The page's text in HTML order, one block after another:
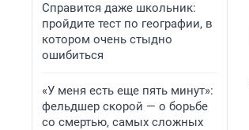
Справится даже школьник:
пройдите тест по географии, в
котором очень стыдно
ошибиться
«У меня есть еще пять минут»:
фельдшер скорой — о борьбе
со смертью, самых сложных